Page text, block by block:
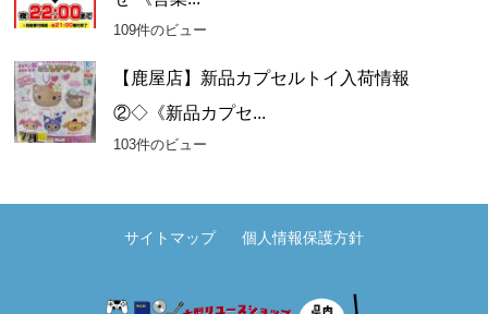
109件のビュー
【鹿屋店】新品カプセルトイ入荷情報
②◇《新品カプセ...
103件のビュー
サイトマップ 個人情報保護方針